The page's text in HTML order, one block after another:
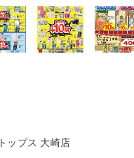
ップス 大崎店